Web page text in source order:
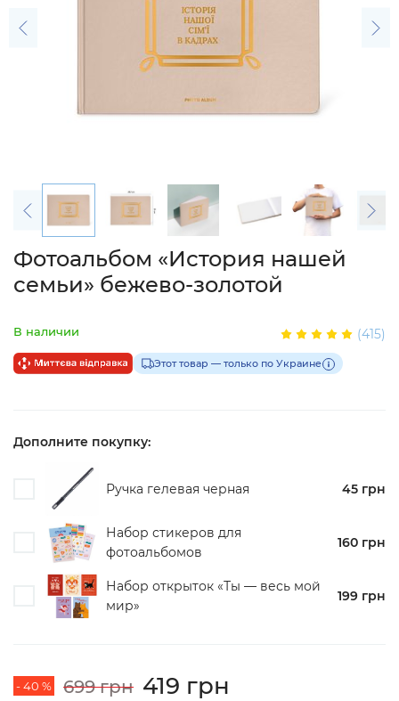
Фотоальбом «История нашей
семьи» бежево-золотой
В наличии (415)
Этот товар — только по Украине
Дополните покупку:
Ручка гелевая черная 45 грн
Набор стикеров для
фотоальбомов
160 грн
Набор открыток «Ты — весь мой
мир»
199 грн
- 40 % 699 грн 419 грн